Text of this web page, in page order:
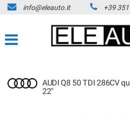
info@eleauto.it +39
AUDI Q8 50 TDI 286CV
22"